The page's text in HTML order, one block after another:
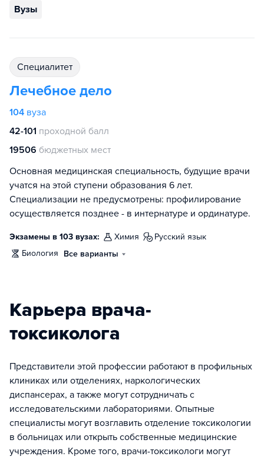
Вузы
специалитет
Лечебное дело
104 вуза
42-101 проходной балл
19506 бюджетных мест
Основная медицинская специальность, будущие врачи
учатся на этой ступени образования 6 лет.
Специализации не предусмотрены: профилирование
осуществляется позднее - в интернатуре и ординатуре.
Экзамены в 103 вузах: химия
русский язык
биология
Все варианты
Карьера врача-
токсиколога
Представители этой профессии работают в профильных
клиниках или отделениях, наркологических
диспансерах, а также могут сотрудничать с
исследовательскими лабораториями. Опытные
специалисты могут возглавить отделение токсикологии
в больницах или открыть собственные медицинские
учреждения. Кроме того, врачи-токсикологи могут